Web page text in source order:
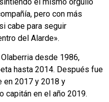
pero con más
cabe para seguir
del Alarde».
desde 1986,
hasta 2014. Después fue
en 2017 y 2018 y
capitán en el año 2019.